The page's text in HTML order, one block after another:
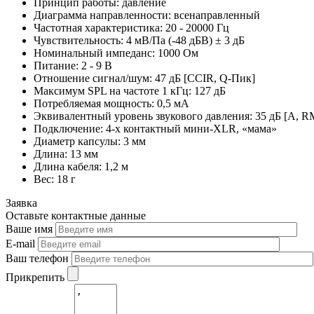
Диаграмма направленности: всенаправленный
Частотная характеристика: 20 - 20000 Гц
Чувствительность: 4 мВ/Па (-48 дБВ) ± 3 дБ
Номинальный импеданс: 1000 Ом
Питание: 2 - 9 В
Отношение сигнал/шум: 47 дБ [CCIR, Q-Пик]
Максимум SPL на частоте 1 кГц: 127 дБ
Потребляемая мощность: 0,5 мА
Эквивалентный уровень звукового давления: 35 дБ [A,
Подключение: 4-х контактный мини-XLR, «мама»
Диаметр капсулы: 3 мм
Длина: 13 мм
Длина кабеля: 1,2 м
Вес: 18 г
Заявка
Оставьте контактные данные
Ваше имя
E-mail
Ваш телефон
Прикрепить